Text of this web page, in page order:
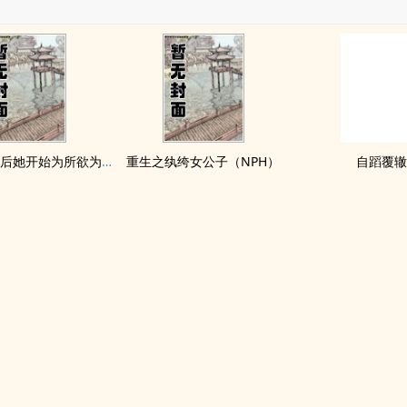
拥有金手指后她开始为所欲为（nph） 重生之纨绔女公子（NPH） 自蹈覆辙